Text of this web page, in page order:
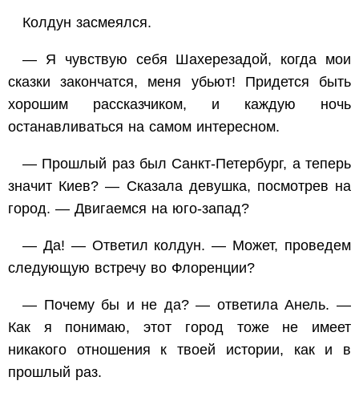
Колдун засмеялся.
— Я чувствую себя Шахерезадой, когда мои
сказки закончатся, меня убьют! Придется быть
хорошим рассказчиком, и каждую ночь
останавливаться на самом интересном.
— Прошлый раз был Санкт-Петербург, а теперь
значит Киев? — Сказала девушка, посмотрев на
город. — Двигаемся на юго-запад?
— Да! — Ответил колдун. — Может, проведем
следующую встречу во Флоренции?
— Почему бы и не да? — ответила Анель. —
Как я понимаю, этот город тоже не имеет
никакого отношения к твоей истории, как и в
прошлый раз.